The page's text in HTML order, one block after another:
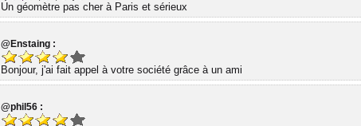
Un géomètre pas cher à Paris et sérieux
@Enstaing :
Bonjour, j'ai fait appel à votre société grâce à un ami
@phil56 :